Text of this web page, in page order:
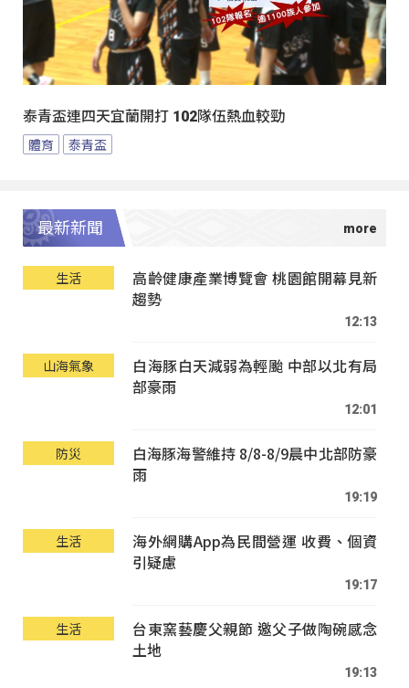
泰青盃連四天宜蘭開打 102隊伍熱血較勁
體育 泰青盃
最新新聞
生活
高齡健康產業博覽會 桃園館開幕見新
趨勢
12:13
山海氣象
白海豚白天減弱為輕颱 中部以北有局
部豪雨
12:01
防災
白海豚海警維持 8/8-8/9晨中北部防豪
雨
19:19
生活
海外網購App為民間營運 收費、個資
引疑慮
19:17
生活
台東窯藝慶父親節 邀父子做陶碗感念
土地
19:13